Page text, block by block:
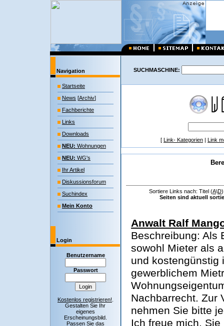
Navigation
Startseite
News [Archiv]
Fachberichte
Links
Downloads
NEU: Wohnungen
NEU: WG's
Ihr Artikel
Diskussionsforum
Suchindex
Mein Konto
Login
Benutzername
Passwort
Kostenlos registrieren!
Gestalten Sie Ihr
eigenes
Erscheinungsbild.
Passen Sie das
SUCHMASCHINE:
[ Link- Kategorien | Link
Sortiere Links nach: Titel (A\D
Seiten sind aktuell
Anwalt Ralf
Beschreibung: Als
sowohl Mieter als
und kostengünstig
gewerblichem
Nachbarrecht. Zur
nehmen Sie bitte
Ich freue mich,